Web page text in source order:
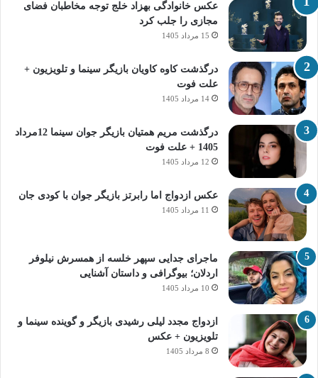
عکس خانوادگی بهزاد خلج توجه مخاطبان فضای
مجازی را جلب کرد
15 مرداد 1405
درگذشت کاوه کاویان بازیگر سینما و تلویزیون +
علت فوت
14 مرداد 1405
درگذشت مریم همتیان بازیگر جوان سینما 12مرداد
1405 + علت فوت
12 مرداد 1405
عکس ازدواج اما رابرتز بازیگر جوان با کودی جان
11 مرداد 1405
ماجرای جدایی سپهر خلسه از همسرش نیلوفر
اردلان؛ بیوگرافی و داستان آشنایی
10 مرداد 1405
ازدواج مجدد لیلی رشیدی بازیگر و گوینده سینما و
تلویزیون + عکس
8 مرداد 1405